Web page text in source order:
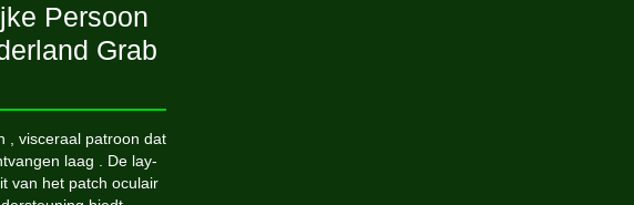
Persoon
Grab
, visceraal patroon dat
laag . De lay-
van het patch oculair